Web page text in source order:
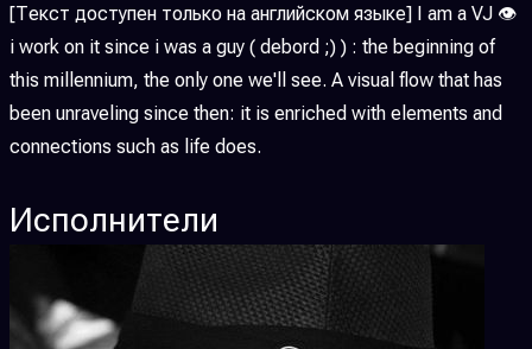
[Текст доступен только на английском языке] I am a VJ 👁️
i work on it since i was a guy ( debord ;) ) : the beginning of
this millennium, the only one we'll see. A visual flow that has
been unraveling since then: it is enriched with elements and
connections such as life does.
Исполнители